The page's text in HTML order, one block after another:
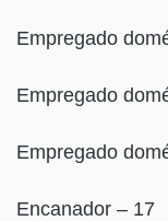
Empregado
Empregado
Empregado
Encanador – 17